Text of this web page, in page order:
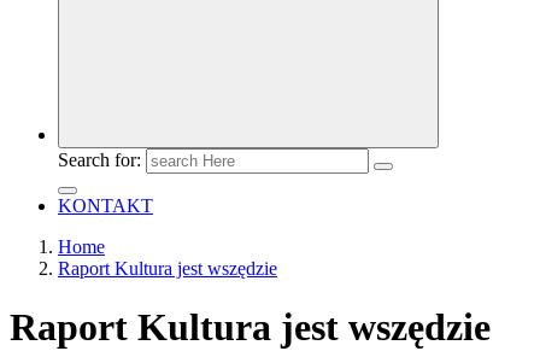
Search for:
KONTAKT
Home
Raport Kultura jest wszędzie
Raport Kultura jest wszędzie